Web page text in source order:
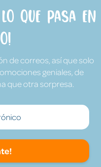
que pasa en
de correos, así que solo
geniales, de
que otra sorpresa.